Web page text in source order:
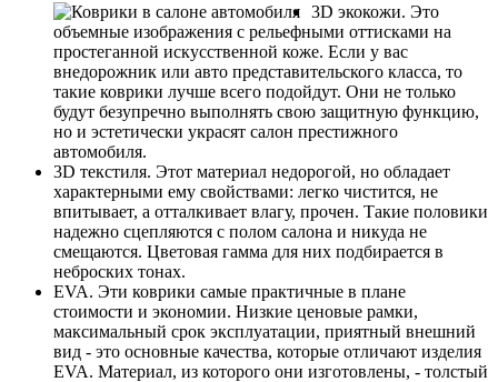
3D экокожи. Это
объемные изображения с рельефными оттисками на
простеганной искусственной коже. Если у вас
внедорожник или авто представительского класса, то
такие коврики лучше всего подойдут. Они не только
будут безупречно выполнять свою защитную функцию,
но и эстетически украсят салон престижного
автомобиля.
3D текстиля. Этот материал недорогой, но обладает
характерными ему свойствами: легко чистится, не
впитывает, а отталкивает влагу, прочен. Такие половики
надежно сцепляются с полом салона и никуда не
смещаются. Цветовая гамма для них подбирается в
неброских тонах.
EVA. Эти коврики самые практичные в плане
стоимости и экономии. Низкие ценовые рамки,
максимальный срок эксплуатации, приятный внешний
вид - это основные качества, которые отличают изделия
EVA. Материал, из которого они изготовлены, - толстый